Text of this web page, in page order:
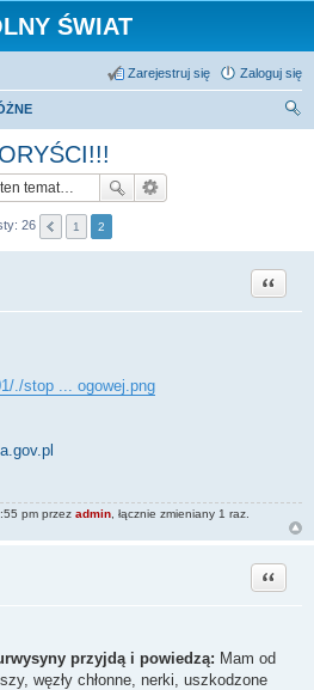
ŚWIAT
Zaloguj się
Zarejestruj się
26 1 2
Cytuj
./stop ... ogowej.png
pm przez admin , łącznie zmieniany 1 raz.
Cytuj
przyjdą i powiedzą: Mam od
węzły chłonne, nerki, uszkodzone